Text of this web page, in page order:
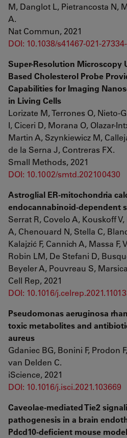
M, Danglot L, Pietrancosta N,
A.
Nat Commun, 2021
DOI: 10.1038/s41467-021-
Super-Resolution Microscopy
Based Cholesterol Probe
Capabilities for Imaging
in Living Cells
Lorizate M, Terrones O, Nieto-
I, Ciceri D, Morana O, Olazar-
Martin A, Szynkiewicz M,
de la Serna J, Contreras FX.
Small Methods, 2021
DOI: 10.1002/smtd.202100430
Astroglial ER-mitochondria
endocannabinoid-dependent
Serrat R, Covelo A, Kouskoff
A, Chenouard N, Stella C,
Kalajzić F, Cannich A, Massa
Robin LM, De Stefani D,
Beyeler A, Pouvreau S,
Cell Rep, 2021
DOI: 10.1016/
Pseudomonas aeruginosa
toxic metabolites and
aureus
Gdaniec BG, Bonini F, Prodon
van Delden C.
iScience, 2021
DOI: 10.1016/j.isci.2021.103669
Caveolae-mediated Tie2
pathogenesis in a brain
Pdcd10-deficient mouse model